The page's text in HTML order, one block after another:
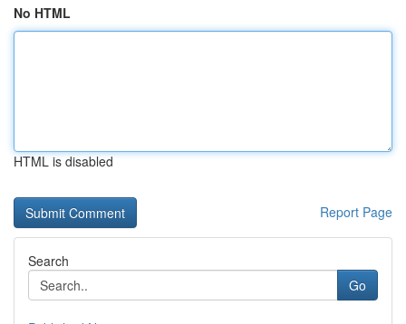
No HTML
HTML is disabled
Report Page
Search
Go